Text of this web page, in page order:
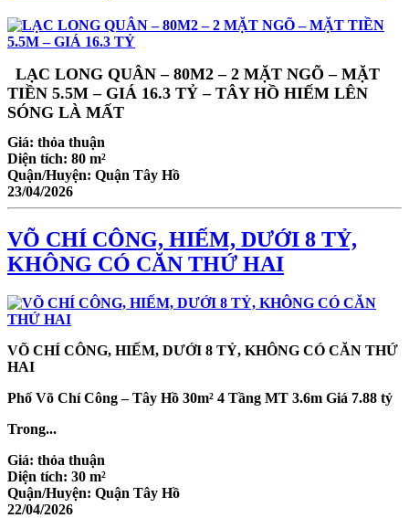
LẠC LONG QUÂN – 80M2 – 2 MẶT NGÕ – MẶT
TIỀN 5.5M – GIÁ 16.3 TỶ – TÂY HỒ HIẾM LÊN
SÓNG LÀ MẤT
Giá: thỏa thuận
Diện tích: 80 m²
Quận/Huyện: Quận Tây Hồ
23/04/2026
VÕ CHÍ CÔNG, HIẾM, DƯỚI 8 TỶ,
KHÔNG CÓ CĂN THỨ HAI
VÕ CHÍ CÔNG, HIẾM, DƯỚI 8 TỶ, KHÔNG CÓ CĂN THỨ
HAI
Phố Võ Chí Công – Tây Hồ 30m² 4 Tầng MT 3.6m Giá 7.88 tỷ
Trong...
Giá: thỏa thuận
Diện tích: 30 m²
Quận/Huyện: Quận Tây Hồ
22/04/2026